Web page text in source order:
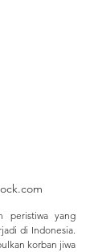
di Indonesia.
korban jiwa